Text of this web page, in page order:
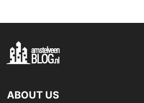
ABOUT US